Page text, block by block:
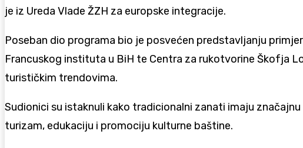
je iz Ureda Vlade ŽZH za europske integracije.
Poseban dio programa bio je posvećen predstavljanju
Francuskog instituta u BiH te Centra za rukotvorine Škofja
turističkim trendovima.
Sudionici su istaknuli kako tradicionalni zanati imaju
turizam, edukaciju i promociju kulturne baštine.